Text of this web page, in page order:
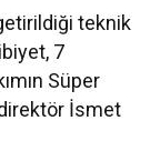
teknik
7
Süper
İsmet